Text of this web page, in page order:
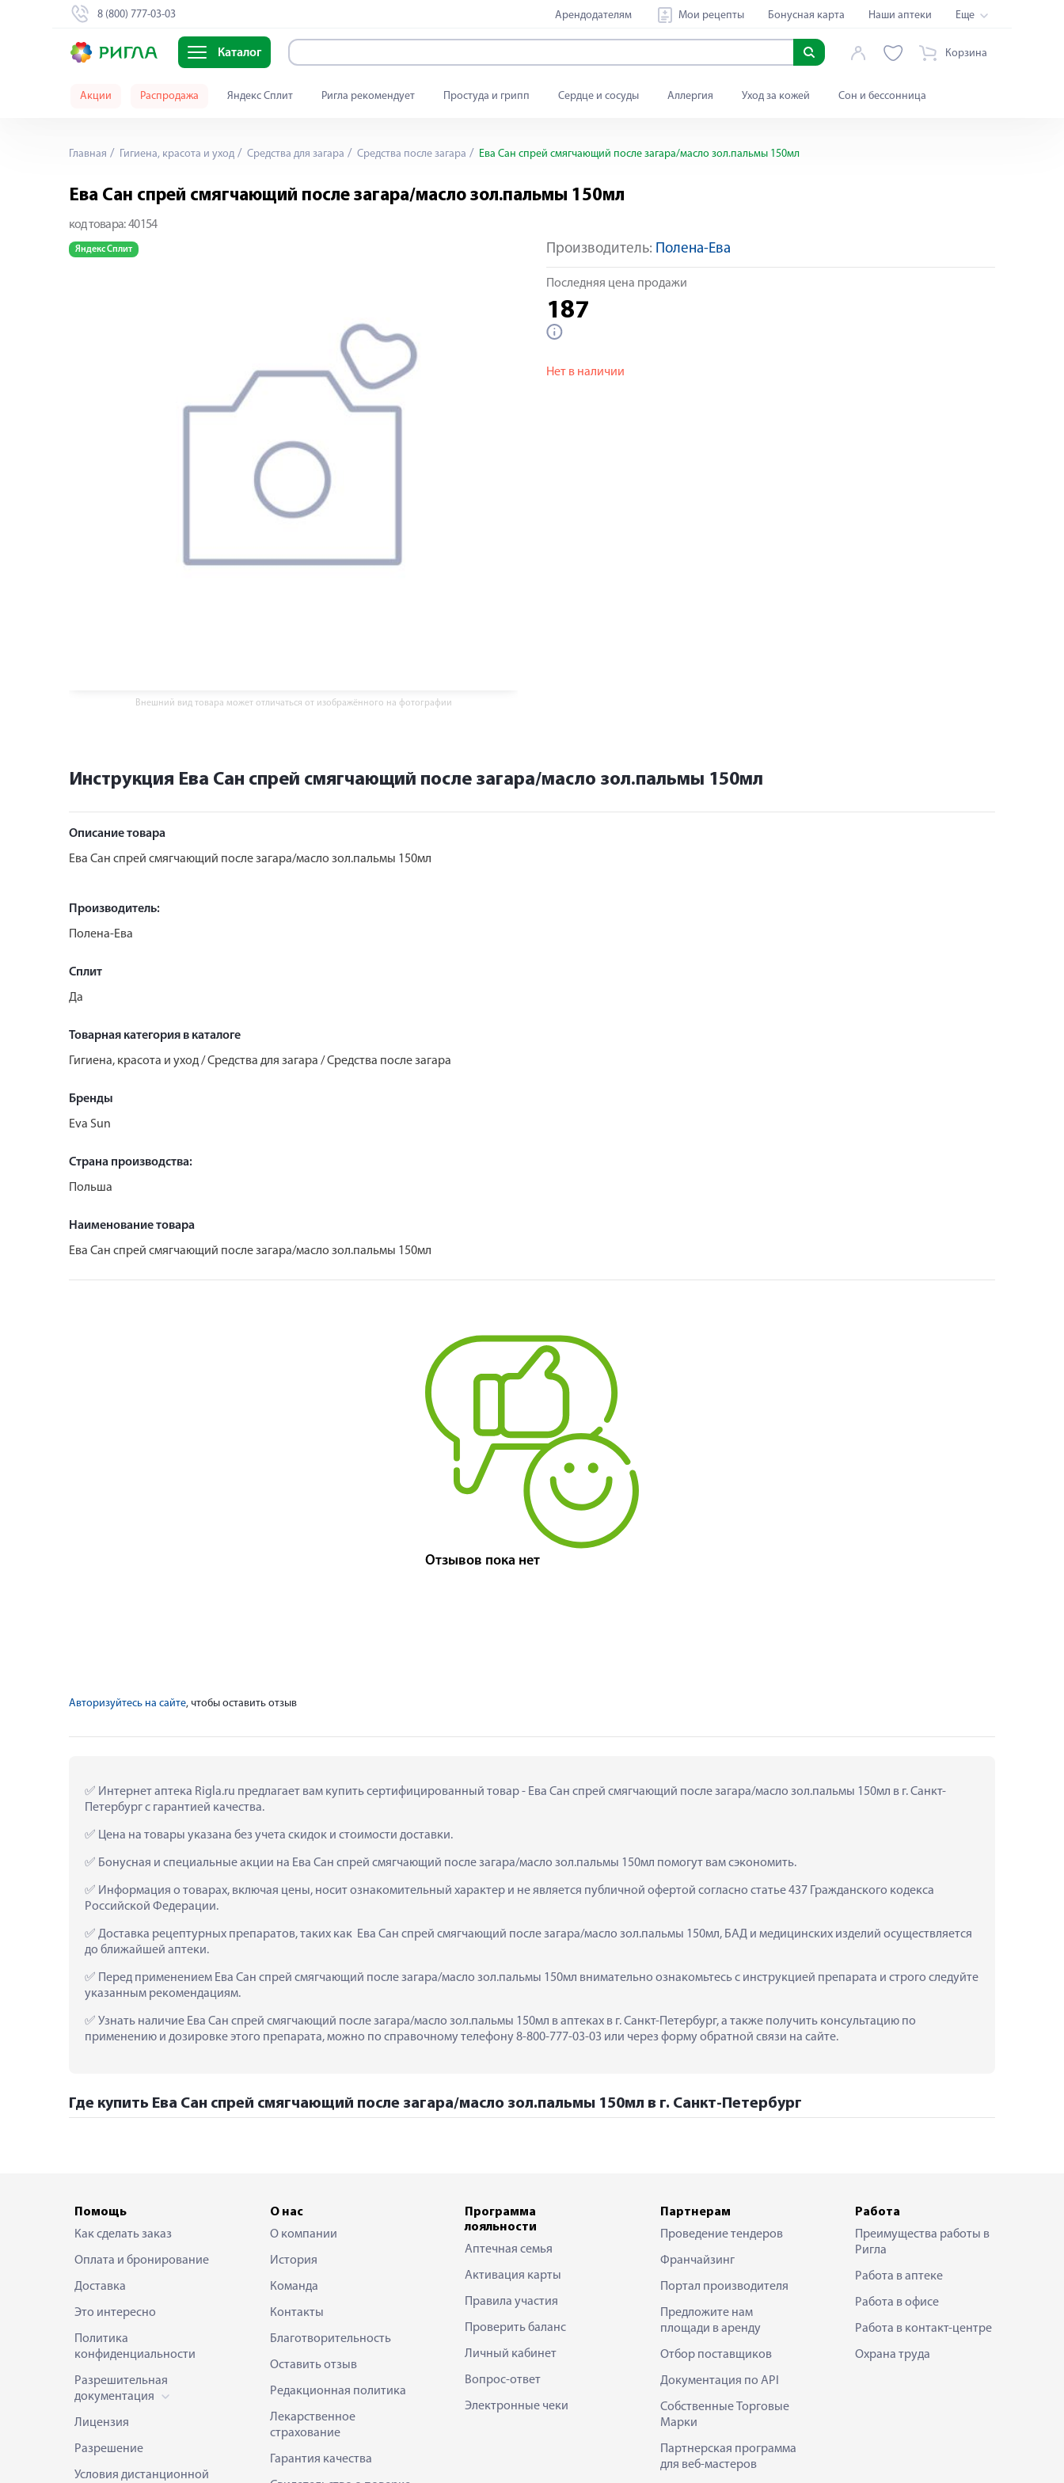
8 (800) 777-03-03 Арендодателям Мои рецепты Бонусная карта Наши аптеки Еще
Каталог Корзина
Акции Распродажа Яндекс Сплит Ригла рекомендует Простуда и грипп Сердце и сосуды Аллергия Уход за кожей Сон и бессонница
Главная Гигиена, красота и уход Средства для загара Средства после загара Ева Сан спрей смягчающий после загара/масло зол.пальмы 150мл
Ева Сан спрей смягчающий после загара/масло зол.пальмы 150мл
код товара: 40154
Яндекс Сплит
Внешний вид товара может отличаться от изображённого на фотографии
Производитель: Полена-Ева
Последняя цена продажи
187
Нет в наличии
Инструкция Ева Сан спрей смягчающий после загара/масло зол.пальмы 150мл
Описание товара
Ева Сан спрей смягчающий после загара/масло зол.пальмы 150мл
Производитель:
Полена-Ева
Сплит
Да
Товарная категория в каталоге
Гигиена, красота и уход / Средства для загара / Средства после загара
Бренды
Eva Sun
Страна производства:
Польша
Наименование товара
Ева Сан спрей смягчающий после загара/масло зол.пальмы 150мл
Отзывов пока нет
Авторизуйтесь на сайте, чтобы оставить отзыв
Интернет аптека Rigla.ru предлагает вам купить сертифицированный товар - Ева Сан спрей смягчающий после загара/масло зол.пальмы 150мл в г. Санкт-
Петербург с гарантией качества.
Цена на товары указана без учета скидок и стоимости доставки.
Бонусная и специальные акции на Ева Сан спрей смягчающий после загара/масло зол.пальмы 150мл помогут вам сэкономить.
Информация о товарах, включая цены, носит ознакомительный характер и не является публичной офертой согласно статье 437 Гражданского кодекса
Российской Федерации.
Доставка рецептурных препаратов, таких как  Ева Сан спрей смягчающий после загара/масло зол.пальмы 150мл, БАД и медицинских изделий осуществляется
до ближайшей аптеки.
Перед применением Ева Сан спрей смягчающий после загара/масло зол.пальмы 150мл внимательно ознакомьтесь с инструкцией препарата и строго следуйте
указанным рекомендациям.
Узнать наличие Ева Сан спрей смягчающий после загара/масло зол.пальмы 150мл в аптеках в г. Санкт-Петербург, а также получить консультацию по
применению и дозировке этого препарата, можно по справочному телефону 8-800-777-03-03 или через форму обратной связи на сайте.
Где купить Ева Сан спрей смягчающий после загара/масло зол.пальмы 150мл в г. Санкт-Петербург
Помощь
Как сделать заказ
Оплата и бронирование
Доставка
Это интересно
Политика
конфиденциальности
Разрешительная
документация
Лицензия
Разрешение
Условия дистанционной
О нас
О компании
История
Команда
Контакты
Благотворительность
Оставить отзыв
Редакционная политика
Лекарственное
страхование
Гарантия качества
Программа
лояльности
Аптечная семья
Активация карты
Правила участия
Проверить баланс
Личный кабинет
Вопрос-ответ
Электронные чеки
Партнерам
Проведение тендеров
Франчайзинг
Портал производителя
Предложите нам
площади в аренду
Отбор поставщиков
Документация по API
Собственные Торговые
Марки
Партнерская программа
для веб-мастеров
Работа
Преимущества работы в
Ригла
Работа в аптеке
Работа в офисе
Работа в контакт-центре
Охрана труда